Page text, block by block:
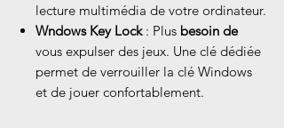
lecture multimédia de votre ordinateur.
Wndows Key Lock: Plus besoin de
vous expulser des jeux. Une clé dédiée
permet de verrouiller la clé Windows
et de jouer confortablement.